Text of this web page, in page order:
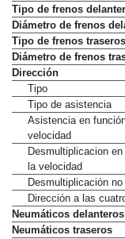
Tipo de frenos
Diámetro de frenos
Tipo de frenos traseros
Diámetro de frenos
Dirección
Tipo
Tipo de asistencia
Asistencia en
velocidad
Desmultiplicacion
la velocidad
Desmultiplicación no
Dirección a las
Neumáticos delanteros
Neumáticos traseros